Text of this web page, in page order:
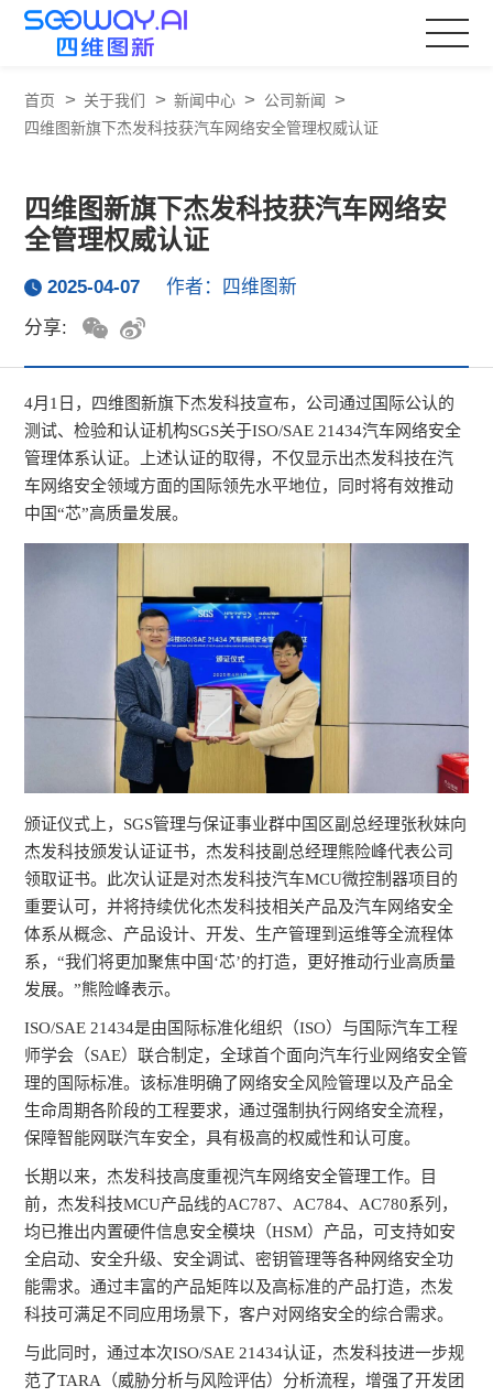
首页 > 关于我们 > 新闻中心 > 公司新闻 >
四维图新旗下杰发科技获汽车网络安全管理权威认证
四维图新旗下杰发科技获汽车网络安
全管理权威认证
2025-04-07
作者：四维图新
分享:
4月1日，四维图新旗下杰发科技宣布，公司通过国际公认的
测试、检验和认证机构SGS关于ISO/SAE 21434汽车网络安全
管理体系认证。上述认证的取得，不仅显示出杰发科技在汽
车网络安全领域方面的国际领先水平地位，同时将有效推动
中国“芯”高质量发展。
颁证仪式上，SGS管理与保证事业群中国区副总经理张秋妹向
杰发科技颁发认证证书，杰发科技副总经理熊险峰代表公司
领取证书。此次认证是对杰发科技汽车MCU微控制器项目的
重要认可，并将持续优化杰发科技相关产品及汽车网络安全
体系从概念、产品设计、开发、生产管理到运维等全流程体
系，“我们将更加聚焦中国‘芯’的打造，更好推动行业高质量
发展。”熊险峰表示。
ISO/SAE 21434是由国际标准化组织（ISO）与国际汽车工程
师学会（SAE）联合制定，全球首个面向汽车行业网络安全管
理的国际标准。该标准明确了网络安全风险管理以及产品全
生命周期各阶段的工程要求，通过强制执行网络安全流程，
保障智能网联汽车安全，具有极高的权威性和认可度。
长期以来，杰发科技高度重视汽车网络安全管理工作。目
前，杰发科技MCU产品线的AC787、AC784、AC780系列，
均已推出内置硬件信息安全模块（HSM）产品，可支持如安
全启动、安全升级、安全调试、密钥管理等各种网络安全功
能需求。通过丰富的产品矩阵以及高标准的产品打造，杰发
科技可满足不同应用场景下，客户对网络安全的综合需求。
与此同时，通过本次ISO/SAE 21434认证，杰发科技进一步规
范了TARA（威胁分析与风险评估）分析流程，增强了开发团